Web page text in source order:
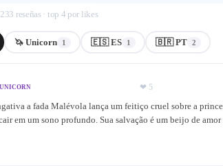
reseñas · top 4 por likes
🦄 Unicorn 1 🇪🇸 ES 1 🇧🇷 PT 2
UNICORN ❤ 5
a fada Malévola lança um feitiço cruel sobre a
em um sono profundo. Sua salvação é um beijo de